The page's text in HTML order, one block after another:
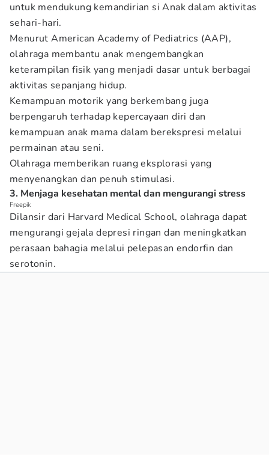
untuk mendukung kemandirian si Anak dalam aktivitas
sehari-hari.
Menurut American Academy of Pediatrics (AAP),
olahraga membantu anak mengembangkan
keterampilan fisik yang menjadi dasar untuk berbagai
aktivitas sepanjang hidup.
Kemampuan motorik yang berkembang juga
berpengaruh terhadap kepercayaan diri dan
kemampuan anak mama dalam berekspresi melalui
permainan atau seni.
Olahraga memberikan ruang eksplorasi yang
menyenangkan dan penuh stimulasi.
3. Menjaga kesehatan mental dan mengurangi stress
Freepik
Dilansir dari Harvard Medical School, olahraga dapat
mengurangi gejala depresi ringan dan meningkatkan
perasaan bahagia melalui pelepasan endorfin dan
serotonin.